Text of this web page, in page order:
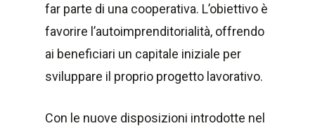
far parte di una cooperativa. L’obiettivo è
favorire l’autoimprenditorialità, offrendo
ai beneficiari un capitale iniziale per
sviluppare il proprio progetto lavorativo.
Con le nuove disposizioni introdotte nel